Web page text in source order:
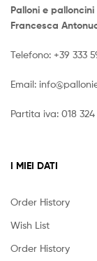
Palloni e palloncini
Francesca
Telefono: +39 333
Email:
Partita iva: 018
I MIEI DATI
Order History
Wish List
Order History